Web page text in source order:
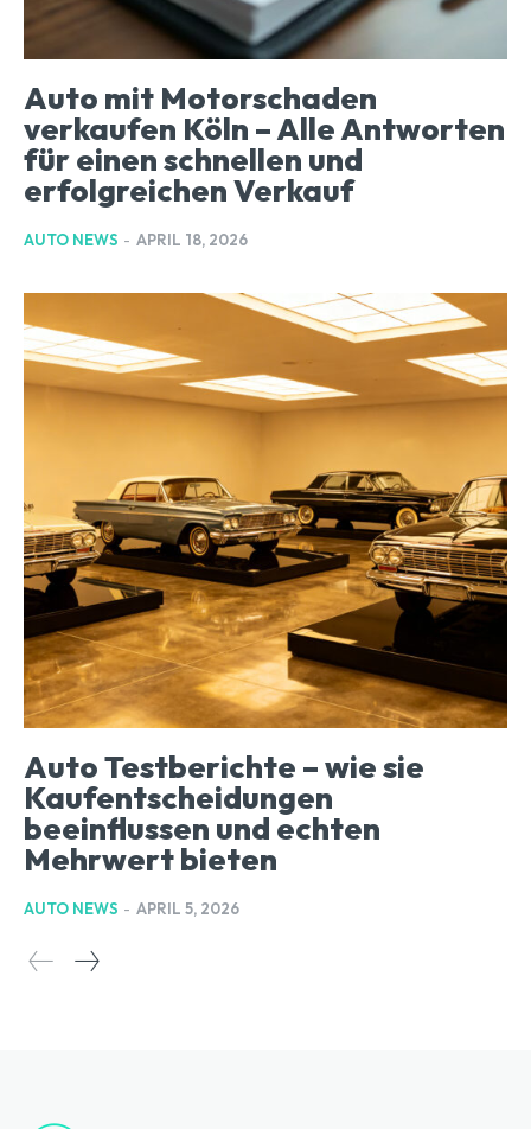
Auto mit Motorschaden
verkaufen Köln – Alle Antworten
für einen schnellen und
erfolgreichen Verkauf
AUTO NEWS - APRIL 18, 2026
Auto Testberichte – wie sie
Kaufentscheidungen
beeinflussen und echten
Mehrwert bieten
AUTO NEWS - APRIL 5, 2026